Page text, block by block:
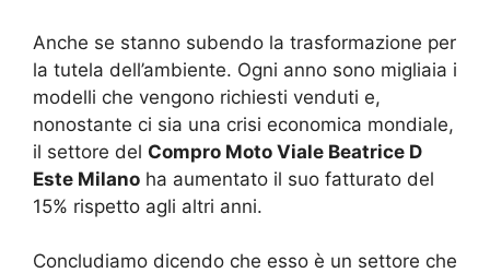
Anche se stanno subendo la trasformazione per
la tutela dell’ambiente. Ogni anno sono migliaia i
modelli che vengono richiesti venduti e,
nonostante ci sia una crisi economica mondiale,
il settore del Compro Moto Viale Beatrice D
Este Milano ha aumentato il suo fatturato del
15% rispetto agli altri anni.
Concludiamo dicendo che esso è un settore che